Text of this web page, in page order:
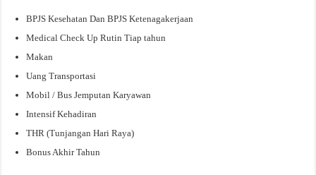
BPJS Kesehatan Dan BPJS Ketenagakerjaan
Medical Check Up Rutin Tiap tahun
Makan
Uang Transportasi
Mobil / Bus Jemputan Karyawan
Intensif Kehadiran
THR (Tunjangan Hari Raya)
Bonus Akhir Tahun